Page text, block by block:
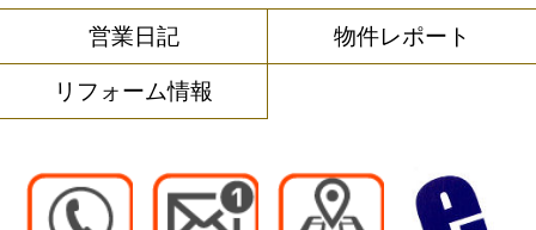
営業日記 物件レポート
リフォーム情報